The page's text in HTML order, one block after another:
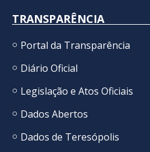
TRANSPARÊNCIA
Portal da Transparência
Diário Oficial
Legislação e Atos Oficiais
Dados Abertos
Dados de Teresópolis